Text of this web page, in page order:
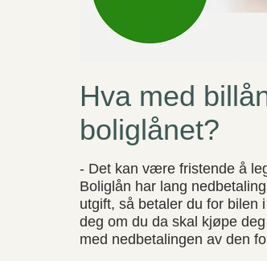
Hva med
boliglånet?
- Det kan være fristende å
Boliglån har lang
utgift, så betaler du for bilen
deg om du da skal kjøpe
med nedbetalingen av den